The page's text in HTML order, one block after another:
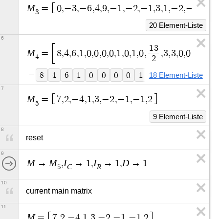
M3 = 0,−3,−6,4,9,−1 ,−2,−1 ,3,1 ,−2,− 3, 0
20 Element-Liste
M4 = 8,4,6,1,0,0,0,0,1,0,1,0, 13
2
,3,3,0,0
= 8 4 6 1 0 0 0 0 1 0 1 0 6.5
18 Element-Liste
6
M5 = 7,2,−4,1,3,−2,−1,−1,2
9 Element-Liste
7
reset
8
M → M5,IC → 1 ,IR → 1 ,D → 1
9
current main matrix
10
11